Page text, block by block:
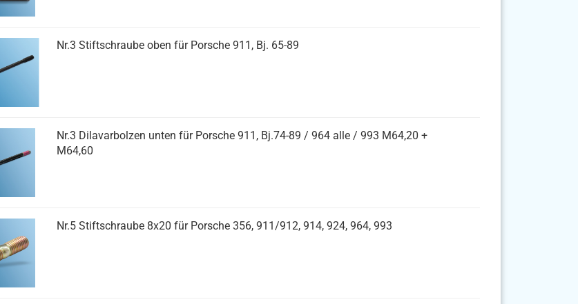
Nr.3 Stiftschraube oben für Porsche 911, Bj. 65-89
Nr.3 Dilavarbolzen unten für Porsche 911, Bj.74-89 / 964 alle / 993 M64,20 +
M64,60
Nr.5 Stiftschraube 8x20 für Porsche 356, 911/912, 914, 924, 964, 993